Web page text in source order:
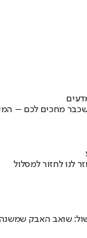
מחכים לכם –
לנו לחזור למסלול
שואב האבק